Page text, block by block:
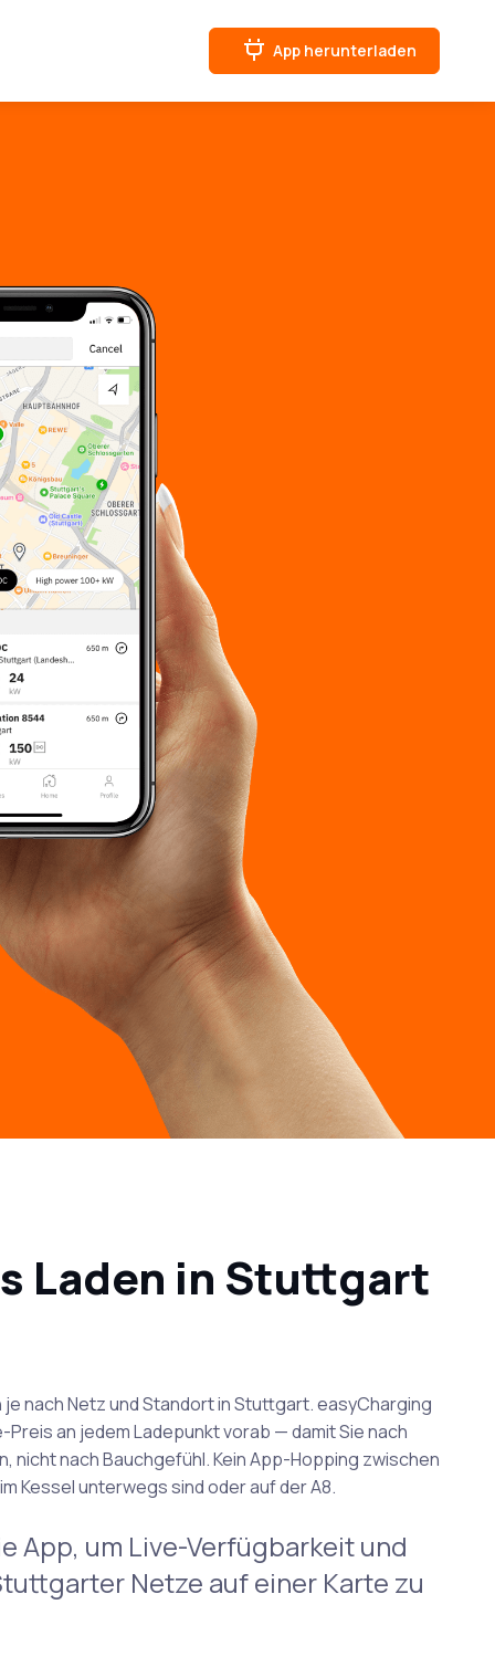
App herunterladen
Laden in Stuttgart
je nach Netz und Standort in Stuttgart. easyCharging
Preis an jedem Ladepunkt vorab — damit Sie nach
nicht nach Bauchgefühl. Kein App-Hopping zwischen
Kessel unterwegs sind oder auf der A8.
App, um Live-Verfügbarkeit und
Netze auf einer Karte zu